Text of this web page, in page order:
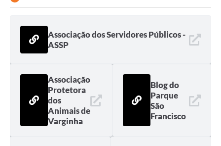
Associação dos Servidores Públicos -
ASSP
Associação
Protetora
dos
Animais de
Varginha
Blog do
Parque
São
Francisco